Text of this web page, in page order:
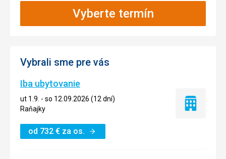
Vyberte termín
Vybrali sme pre vás
Iba ubytovanie
ut 1.9. - so 12.09.2026 (12 dní)
Raňajky
od 732 € za os.
Iba